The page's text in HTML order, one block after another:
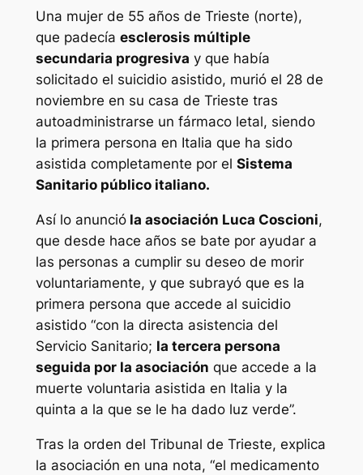
Una mujer de 55 años de Trieste (norte),
que padecía esclerosis múltiple
secundaria progresiva y que había
solicitado el suicidio asistido, murió el 28 de
noviembre en su casa de Trieste tras
autoadministrarse un fármaco letal, siendo
la primera persona en Italia que ha sido
asistida completamente por el Sistema
Sanitario público italiano.
Así lo anuncióla asociación Luca Coscioni,
que desde hace años se bate por ayudar a
las personas a cumplir su deseo de morir
voluntariamente, y que subrayó que es la
primera persona que accede al suicidio
asistido “con la directa asistencia del
Servicio Sanitario; la tercera persona
seguida por la asociación que accede a la
muerte voluntaria asistida en Italia y la
quinta a la que se le ha dado luz verde”.
Tras la orden del Tribunal de Trieste, explica
la asociación en una nota, “el medicamento